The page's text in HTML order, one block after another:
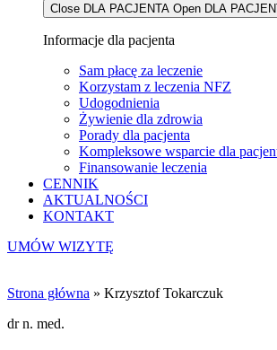
Close DLA PACJENTA Open DLA
Informacje dla pacjenta
Sam płacę za leczenie
Korzystam z leczenia NFZ
Udogodnienia
Żywienie dla zdrowia
Porady dla pacjenta
Kompleksowe wsparcie dla
Finansowanie leczenia
CENNIK
AKTUALNOŚCI
KONTAKT
UMÓW WIZYTĘ
Strona główna » Krzysztof Tokarczuk
dr n. med.